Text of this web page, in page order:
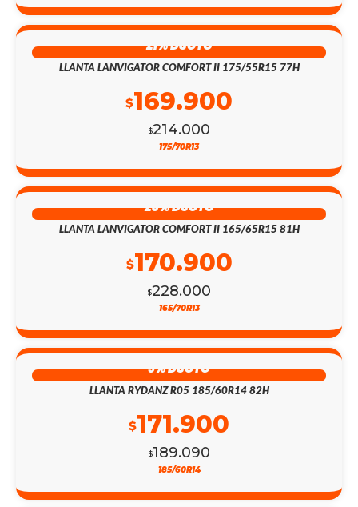
21% DSCTO
LLANTA LANVIGATOR COMFORT II 175/55R15 77H
$214.000
$169.900
175/70R13
25% DSCTO
LLANTA LANVIGATOR COMFORT II 165/65R15 81H
$228.000
$170.900
165/70R13
9% DSCTO
LLANTA RYDANZ R05 185/60R14 82H
$189.090
$171.900
185/60R14